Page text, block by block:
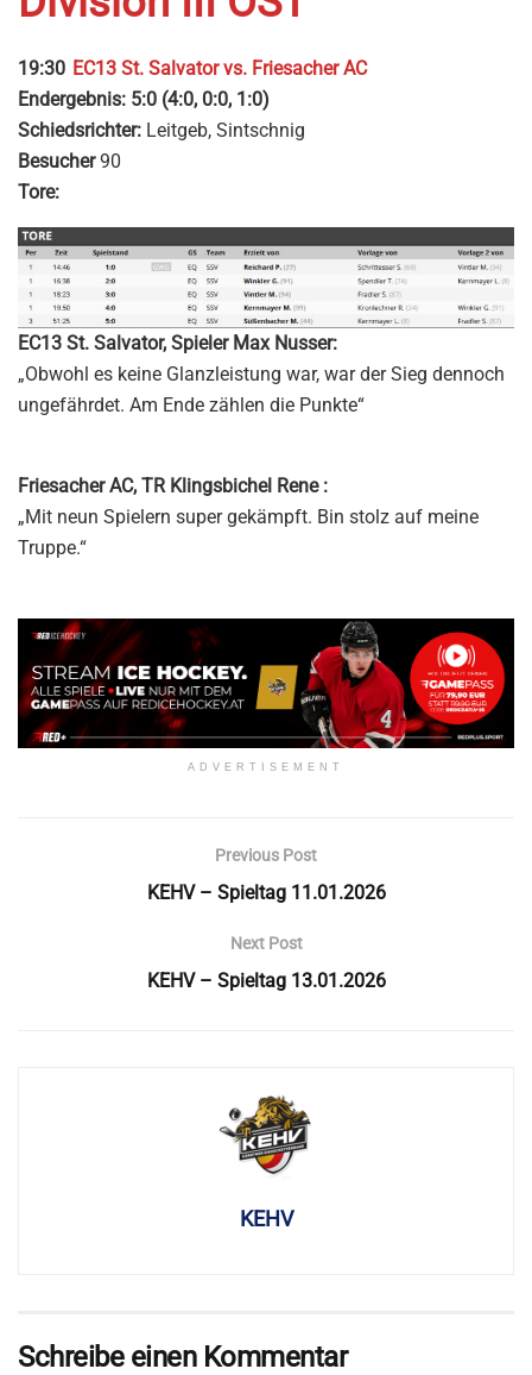
19:30 EC13 St. Salvator vs. Friesacher AC
Endergebnis: 5:0 (4:0, 0:0, 1:0)
Schiedsrichter: Leitgeb, Sintschnig
Besucher90
Tore:
EC13 St. Salvator, Spieler Max Nusser:
„Obwohl es keine Glanzleistung war, war der Sieg dennoch
ungefährdet. Am Ende zählen die Punkte“
Friesacher AC, TR Klingsbichel Rene :
„Mit neun Spielern super gekämpft. Bin stolz auf meine
Truppe.“
ADVERTISEMENT
Previous Post
KEHV – Spieltag 11.01.2026
Next Post
KEHV – Spieltag 13.01.2026
KEHV
Schreibe einen Kommentar